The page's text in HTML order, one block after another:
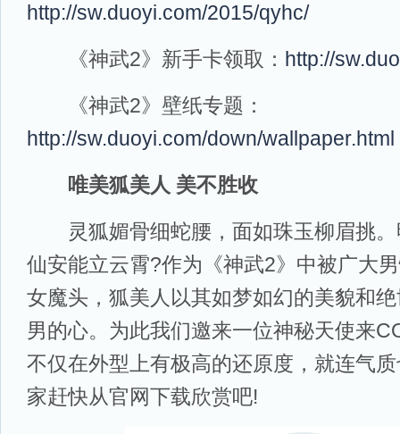
http://sw.duoyi.com/2015/qyhc/
《神武2》新手卡领取： http://
《神武2》壁纸专题：
http://sw.duoyi.com/down/wallpaper.html
唯美狐美人 美不胜收
灵狐媚骨细蛇腰，面如珠玉柳眉挑。
仙安能立云霄?作为《神武2》中被广大
女魔头，狐美人以其如梦如幻的美貌和
男的心。为此我们邀来一位神秘天使来
不仅在外型上有极高的还原度，就连气
家赶快从官网下载欣赏吧!